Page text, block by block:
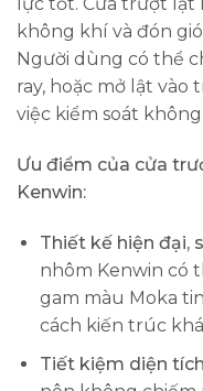
lực tốt. Cửa trượt
không khí và đón
Người dùng có thể
ray, hoặc mở lật vào
việc kiểm soát không
Ưu điểm của cửa
Kenwin:
Thiết kế hiện đại,
nhôm Kenwin có
gam màu Moka
cách kiến trúc
Tiết kiệm diện